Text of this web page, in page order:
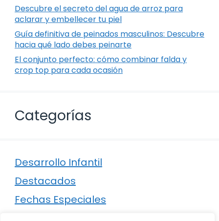
Descubre el secreto del agua de arroz para
aclarar y embellecer tu piel
Guía definitiva de peinados masculinos: Descubre
hacia qué lado debes peinarte
El conjunto perfecto: cómo combinar falda y
crop top para cada ocasión
Categorías
Desarrollo Infantil
Destacados
Fechas Especiales